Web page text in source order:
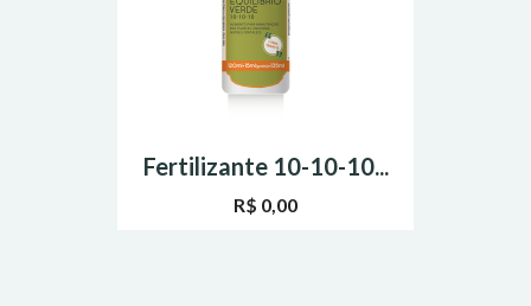
Fertilizante 10-10-10...
R$ 0,00